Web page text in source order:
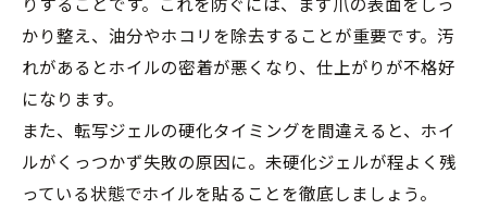
かり整え、油分やホコリを除去することが重要です。汚
れがあるとホイルの密着が悪くなり、仕上がりが不格好
になります。
また、転写ジェルの硬化タイミングを間違えると、ホイ
ルがくっつかず失敗の原因に。未硬化ジェルが程よく残
っている状態でホイルを貼ることを徹底しましょう。